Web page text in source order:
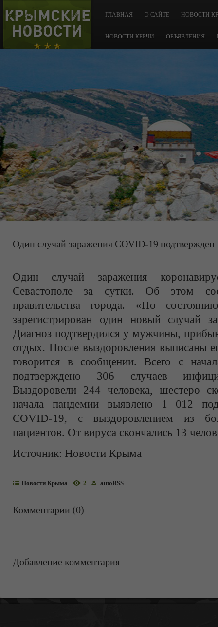
КРЫМСКИЕ
НОВОСТИ
ГЛАВНАЯ О САЙТЕ НОВОСТИ
НОВОСТИ КЕРЧИ ОБЪЯВЛЕНИЯ
Один случай заражения COVID-19 подтвержден
Один случай заражения
Севастополе за сутки. Об этом
правительства города. «По
зарегистрирован один новый случай
Диагноз подтвердился у мужчины,
отдых. После выздоровления выписаны
говорится в сообщении. Всего с
подтверждено 306 случаев
Выздоровели 244 человека, шестеро
начала пандемии выявлено 1 012
COVID-19, с выздоровлением из
пациентов. От вируса скончались 13
Источник: Новости Крыма
Новости Крыма 2 autoRSS
Комментарии (0)
Добавление комментария